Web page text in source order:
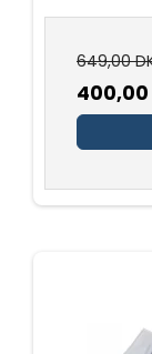
649,00
400,00